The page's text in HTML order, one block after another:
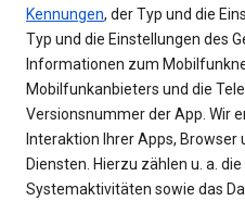
Kennungen, der Typ und die
Typ und die Einstellungen des
Informationen zum
Mobilfunkanbieters und die
Versionsnummer der App. Wir
Interaktion Ihrer Apps, Browser
Diensten. Hierzu zählen u. a. die
Systemaktivitäten sowie das